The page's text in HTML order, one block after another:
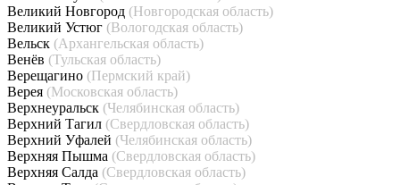
Великий Новгород (Новгородская область)
Великий Устюг (Вологодская область)
Вельск (Архангельская область)
Венёв (Тульская область)
Верещагино (Пермский край)
Верея (Московская область)
Верхнеуральск (Челябинская область)
Верхний Тагил (Свердловская область)
Верхний Уфалей (Челябинская область)
Верхняя Пышма (Свердловская область)
Верхняя Салда (Свердловская область)